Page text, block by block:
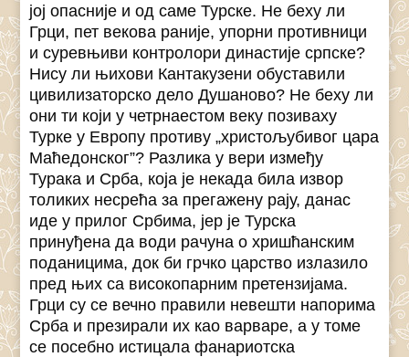
јој опасније и од саме Турске. Не беху ли
Грци, пет векова раније, упорни противници
и суревњиви контролори династије српске?
Нису ли њихови Кантакузени обуставили
цивилизаторско дело Душаново? Не беху ли
они ти који у четрнаестом веку позиваху
Турке у Европу противу „христољубивог цара
Маћедонског”? Разлика у вери између
Турака и Срба, која је некада била извор
толиких несрећа за прегажену рају, данас
иде у прилог Србима, јер је Турска
принуђена да води рачуна о хришћанским
поданицима, док би грчко царство излазило
пред њих са високопарним претензијама.
Грци су се вечно правили невешти напорима
Срба и презирали их као варваре, а у томе
се посебно истицала фанариотска